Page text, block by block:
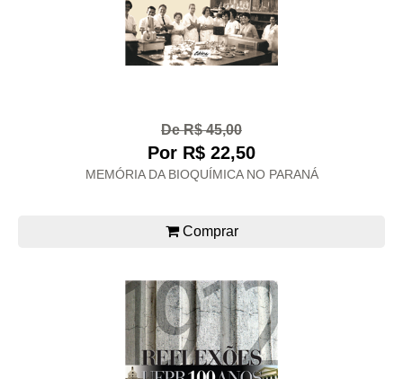
De R$ 45,00
Por R$ 22,50
MEMÓRIA DA BIOQUÍMICA NO PARANÁ
Comprar